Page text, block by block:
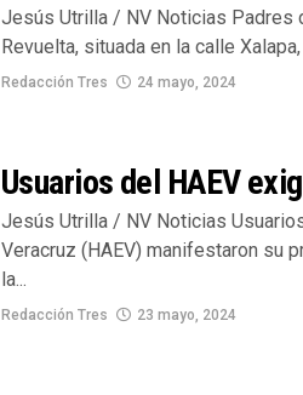
Jesús Utrilla / NV Noticias Padres
Revuelta, situada en la calle
Redacción Tres 24 mayo, 2024
Usuarios del HAEV
Jesús Utrilla / NV Noticias
Veracruz (HAEV) manifestaron su
la...
Redacción Tres 23 mayo, 2024